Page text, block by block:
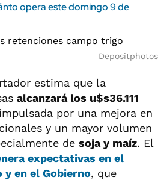
opera este domingo 9 de
Depositphotos
estima que la
alcanzará los u$s36.111
por una mejora en
y un mayor volumen
de soja y maíz. El
expectativas en el
y en el Gobierno, que